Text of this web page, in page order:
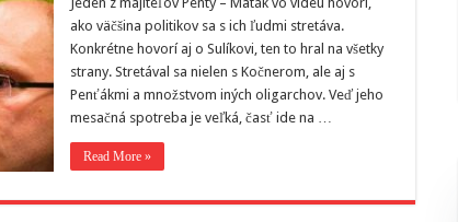
ako väčšina politikov sa s ich ľudmi stretáva.
Konkrétne hovorí aj o Sulíkovi, ten to hral na všetky
strany. Stretával sa nielen s Kočnerom, ale aj s
Penťákmi a množstvom iných oligarchov. Veď jeho
mesačná spotreba je veľká, časť ide na …
Read More »